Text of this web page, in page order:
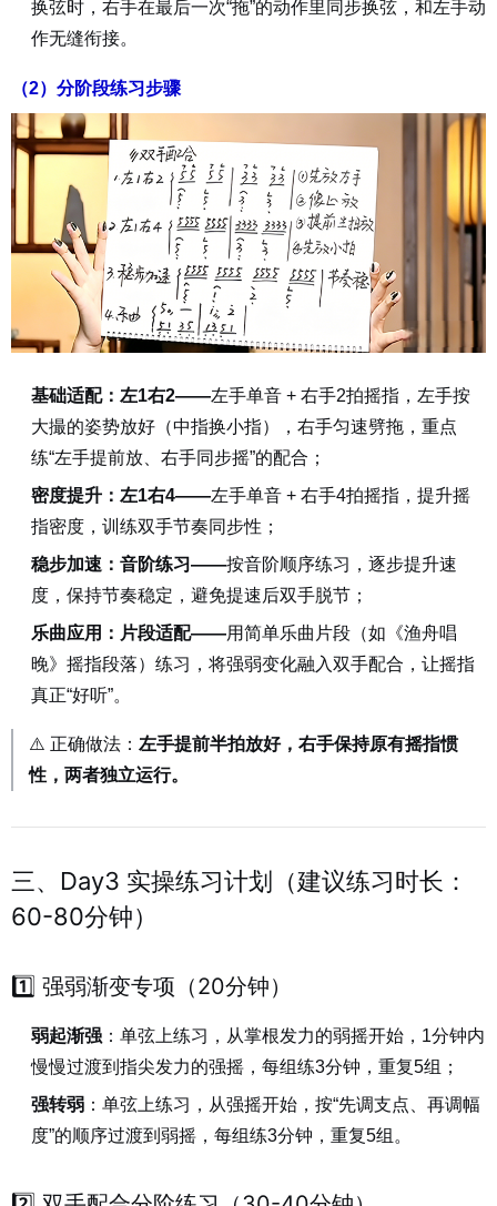
换弦时，右手在最后一次“拖”的动作里同步换弦，和左手动
作无缝衔接。
（2）分阶段练习步骤
基础适配：左1右2——左手单音 + 右手2拍摇指，左手按
大撮的姿势放好（中指换小指），右手匀速劈拖，重点
练“左手提前放、右手同步摇”的配合；
密度提升：左1右4——左手单音 + 右手4拍摇指，提升摇
指密度，训练双手节奏同步性；
稳步加速：音阶练习——按音阶顺序练习，逐步提升速
度，保持节奏稳定，避免提速后双手脱节；
乐曲应用：片段适配——用简单乐曲片段（如《渔舟唱
晚》摇指段落）练习，将强弱变化融入双手配合，让摇指
真正“好听”。
⚠️ 正确做法： 左手提前半拍放好，右手保持原有摇指惯
性，两者独立运行。
三、Day3 实操练习计划（建议练习时长：
60-80分钟）
1️⃣ 强弱渐变专项（20分钟）
弱起渐强 ：单弦上练习，从掌根发力的弱摇开始，1分钟内
慢慢过渡到指尖发力的强摇，每组练3分钟，重复5组；
强转弱 ：单弦上练习，从强摇开始，按“先调支点、再调幅
度”的顺序过渡到弱摇，每组练3分钟，重复5组。